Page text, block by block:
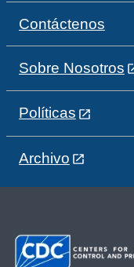
Contáctenos
Sobre Nosotros
Políticas
Archivo